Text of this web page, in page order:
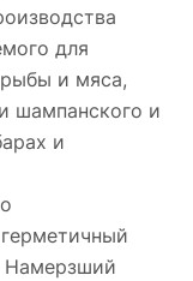
для
и мяса,
шампанского и
и
Намерзший